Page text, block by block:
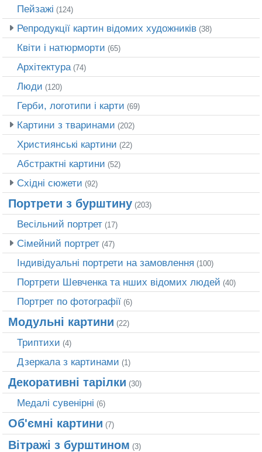
Пейзажі (124)
Репродукції картин відомих художників (38)
Квіти і натюрморти (65)
Архітектура (74)
Люди (120)
Герби, логотипи і карти (69)
Картини з тваринами (202)
Християнські картини (22)
Абстрактні картини (52)
Східні сюжети (92)
Портрети з бурштину (203)
Весільний портрет (17)
Сімейний портрет (47)
Індивідуальні портрети на замовлення (100)
Портрети Шевченка та нших відомих людей (40)
Портрет по фотографії (6)
Модульні картини (22)
Триптихи (4)
Дзеркала з картинами (1)
Декоративні тарілки (30)
Медалі сувенірні (6)
Об'ємні картини (7)
Вітражі з бурштином (3)